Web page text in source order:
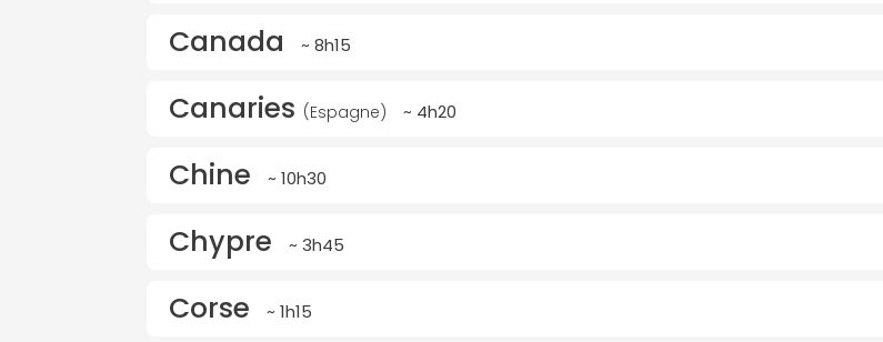
Canada ~ 8h15
Canaries (Espagne) ~ 4h20
Chine ~ 10h30
Chypre ~ 3h45
Corse ~ 1h15